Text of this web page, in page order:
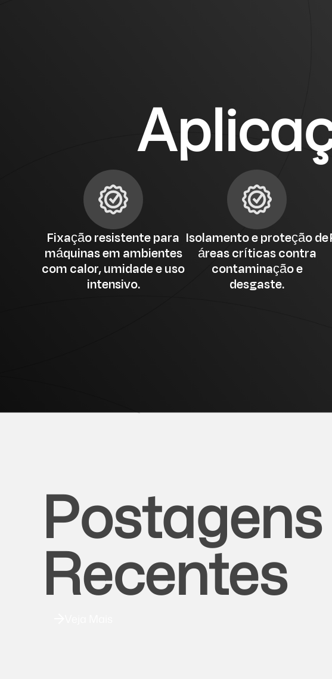
Fixação resistente para
máquinas em ambientes
com calor, umidade e uso
intensivo.
Isolamento e proteção de
áreas críticas contra
contaminação e
desgaste.
Postagens
Recentes